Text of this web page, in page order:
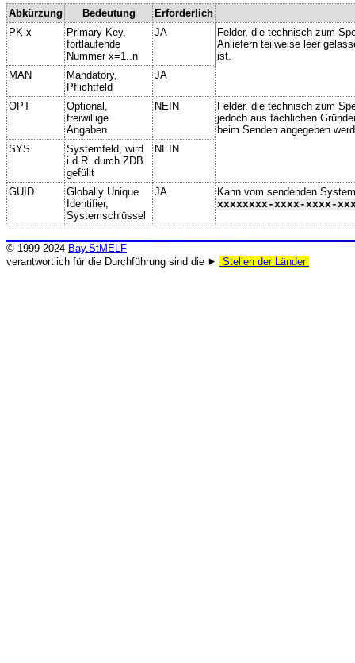
Abkürzung Bedeutung
Erforderlich
PK-x
Primary Key,
fortlaufende
Nummer x=1..n
JA
Felder, die technisch zum
Anliefern teilweise leer
ist.
MAN
Mandatory,
Pflichtfeld
JA
OPT
Optional,
freiwillige
Angaben
NEIN
Felder, die technisch zum
jedoch aus fachlichen
beim Senden angegeben
SYS
Systemfeld, wird
i.d.R. durch ZDB
gefüllt
NEIN
GUID
Globally Unique
Identifier,
Systemschlüssel
JA
Kann vom sendenden
xxxxxxxx-xxxx-xxxx-
© 1999-2024 Bay.StMELF
verantwortlich für die Durchführung sind die ⯈
Stellen der Länder